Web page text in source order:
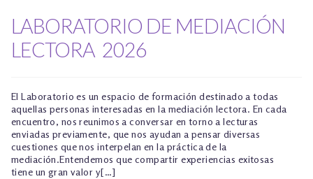
LABORATORIO DE MEDIACIÓN
LECTORA 2026
El Laboratorio es un espacio de formación destinado a todas
aquellas personas interesadas en la mediación lectora. En cada
encuentro, nos reunimos a conversar en torno a lecturas
enviadas previamente, que nos ayudan a pensar diversas
cuestiones que nos interpelan en la práctica de la
mediación.Entendemos que compartir experiencias exitosas
tiene un gran valor y[…]